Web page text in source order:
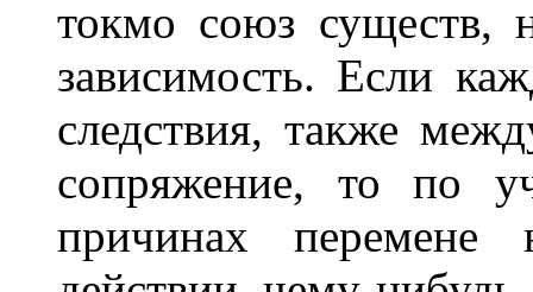
токмо союз существ,
зависимость. Если
следствия, также
сопряжение, то по
причинах